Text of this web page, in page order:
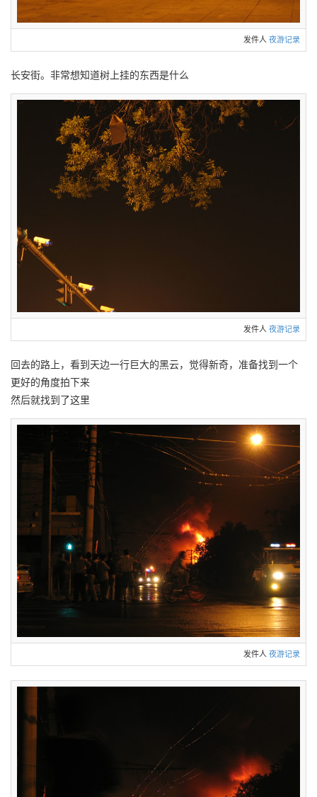
发件人 夜游记录
长安街。非常想知道树上挂的东西是什么
发件人 夜游记录
回去的路上，看到天边一行巨大的黑云，觉得新奇，准备找到一个
更好的角度拍下来
然后就找到了这里
发件人 夜游记录